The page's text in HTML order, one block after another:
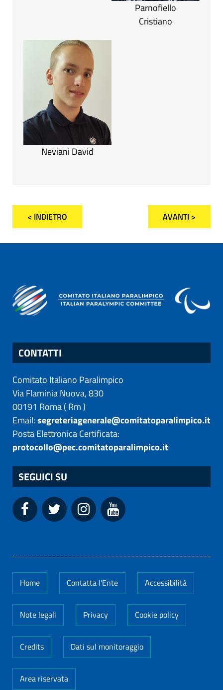
Parnofiello
Cristiano
Neviani David
< INDIETRO AVANTI >
CONTATTI
Comitato Italiano Paralimpico
Via Flaminia Nuova, 830
00191 Roma( Rm)
Email:segreteriagenerale@comitatoparalimpico.it
Posta Elettronica Certificata:
protocollo@pec.comitatoparalimpico.it
SEGUICI SU
Home Contatta l'Ente Accessibilità
Note legali Privacy Cookie policy
Credits Dati sul monitoraggio
Area riservata